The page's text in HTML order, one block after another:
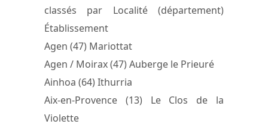
classés par Localité (département)
Établissement
Agen (47) Mariottat
Agen / Moirax (47) Auberge le Prieuré
Ainhoa (64) Ithurria
Aix-en-Provence (13) Le Clos de la
Violette